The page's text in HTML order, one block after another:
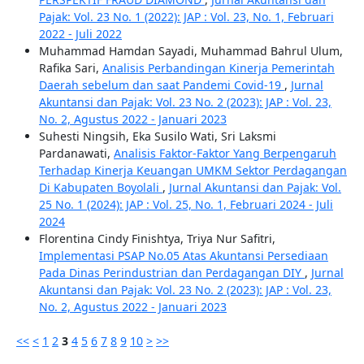
Pajak: Vol. 23 No. 1 (2022): JAP : Vol. 23, No. 1, Februari
2022 - Juli 2022
Muhammad Hamdan Sayadi, Muhammad Bahrul Ulum,
Rafika Sari, Analisis Perbandingan Kinerja Pemerintah
Daerah sebelum dan saat Pandemi Covid-19 , Jurnal
Akuntansi dan Pajak: Vol. 23 No. 2 (2023): JAP : Vol. 23,
No. 2, Agustus 2022 - Januari 2023
Suhesti Ningsih, Eka Susilo Wati, Sri Laksmi
Pardanawati, Analisis Faktor-Faktor Yang Berpengaruh
Terhadap Kinerja Keuangan UMKM Sektor Perdagangan
Di Kabupaten Boyolali , Jurnal Akuntansi dan Pajak: Vol.
25 No. 1 (2024): JAP : Vol. 25, No. 1, Februari 2024 - Juli
2024
Florentina Cindy Finishtya, Triya Nur Safitri,
Implementasi PSAP No.05 Atas Akuntansi Persediaan
Pada Dinas Perindustrian dan Perdagangan DIY , Jurnal
Akuntansi dan Pajak: Vol. 23 No. 2 (2023): JAP : Vol. 23,
No. 2, Agustus 2022 - Januari 2023
<< < 1 2 3 4 5 6 7 8 9 10 > >>